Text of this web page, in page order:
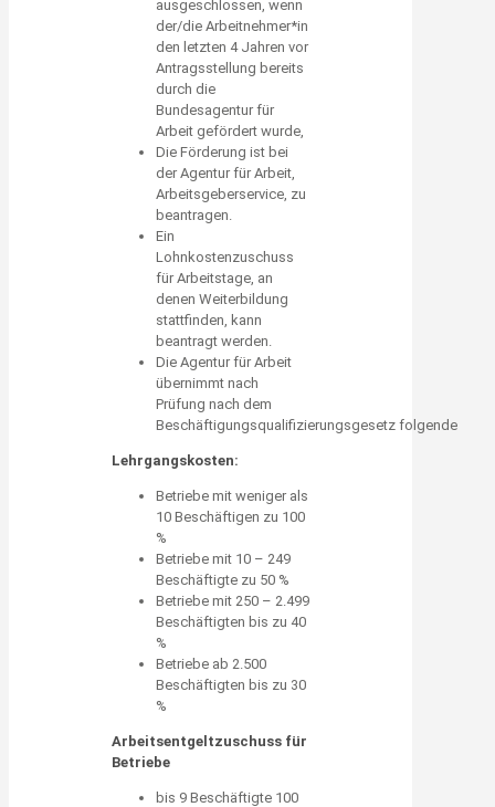
ausgeschlossen, wenn
der/die Arbeitnehmer*in
den letzten 4 Jahren vor
Antragsstellung bereits
durch die
Bundesagentur für
Arbeit gefördert wurde,
Die Förderung ist bei
der Agentur für Arbeit,
Arbeitsgeberservice, zu
beantragen.
Ein
Lohnkostenzuschuss
für Arbeitstage, an
denen Weiterbildung
stattfinden, kann
beantragt werden.
Die Agentur für Arbeit
übernimmt nach
Prüfung nach dem
Beschäftigungsqualifizierungsgesetz folgende
Lehrgangskosten:
Betriebe mit weniger als
10 Beschäftigen zu 100
%
Betriebe mit 10 – 249
Beschäftigte zu 50 %
Betriebe mit 250 – 2.499
Beschäftigten bis zu 40
%
Betriebe ab 2.500
Beschäftigten bis zu 30
%
Arbeitsentgeltzuschuss für
Betriebe
bis 9 Beschäftigte 100